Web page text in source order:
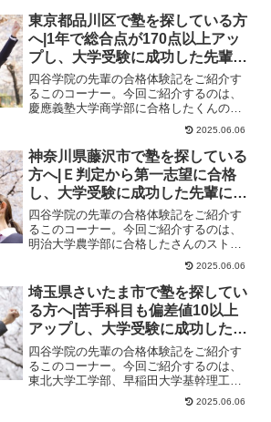
東京都品川区で塾を探している方
へ|1年で総合点が170点以上アッ
プし、大学受験に成功した先輩に
インタビュー！大学受験予備校四
谷学院
四谷学院の先輩の合格体験記をご紹介す
るこのコーナー。今回ご紹介するのは、
慶應義塾大学商学部に合格したくんのス
トーリーです。苦手な英語を克服！総合
2025.06.06
神奈川県藤沢市で塾を探している
方へ|Ｅ判定から第一志望に合格
し、大学受験に成功した先輩にイ
ンタビュー！大学受験予備校四谷
学院
四谷学院の先輩の合格体験記をご紹介す
るこのコーナー。今回ご紹介するのは、
明治大学農学部に合格したさんのストー
リーです。対面授業と映像授業が魅力に
2025.06.06
埼玉県さいたま市で塾を探してい
る方へ|苦手科目も偏差値10以上
アップし、大学受験に成功した先
輩にインタビュー！大学受験予備
校四谷学院
四谷学院の先輩の合格体験記をご紹介す
るこのコーナー。今回ご紹介するのは、
東北大学工学部、早稲田大学基幹理工学
部、東京理科大学理工学部、中央大学理
2025.06.06